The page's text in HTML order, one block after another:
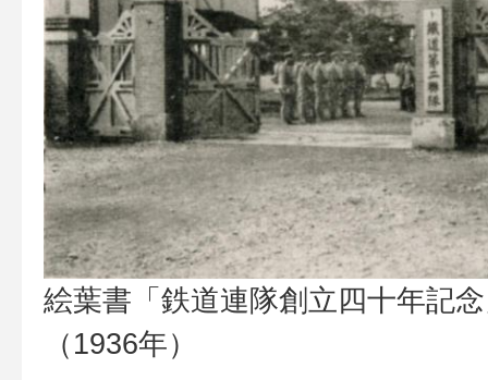
絵葉書「鉄道連隊創立四十年記
（1936年）